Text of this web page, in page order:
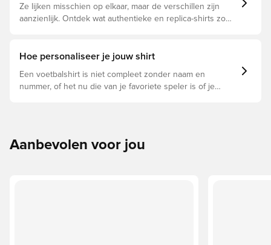
Ze lijken misschien op elkaar, maar de verschillen zijn
aanzienlijk. Ontdek wat authentieke en replica-shirts zo
Hoe personaliseer je jouw shirt
Een voetbalshirt is niet compleet zonder naam en
nummer, of het nu die van je favoriete speler is of je
Aanbevolen voor jou